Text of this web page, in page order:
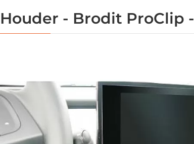
Houder - Brodit ProClip